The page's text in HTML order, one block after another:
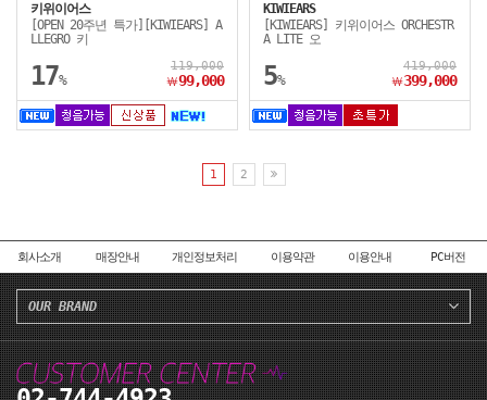
키위이어스
[OPEN 20주년 특가][KIWIEARS] A
LLEGRO 키
17%
119,000
￦99,000
KIWIEARS
[KIWIEARS] 키위이어스 ORCHESTR
A LITE 오
5%
419,000
￦399,000
1 2
회사소개 매장안내 개인정보처리 이용약관 이용안내 PC버전
OUR BRAND